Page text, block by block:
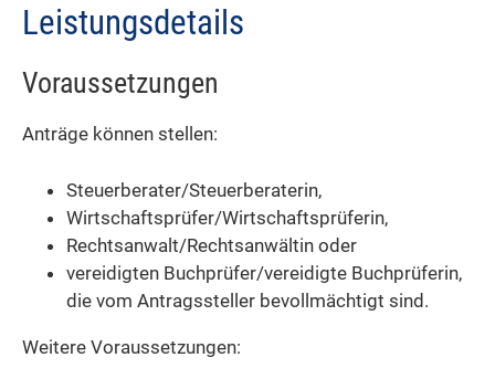
Leistungsdetails
Voraussetzungen
Anträge können stellen:
Steuerberater/Steuerberaterin,
Wirtschaftsprüfer/Wirtschaftsprüferin,
Rechtsanwalt/Rechtsanwältin oder
vereidigten Buchprüfer/vereidigte Buchprüferin,
die vom Antragssteller bevollmächtigt sind.
Weitere Voraussetzungen: